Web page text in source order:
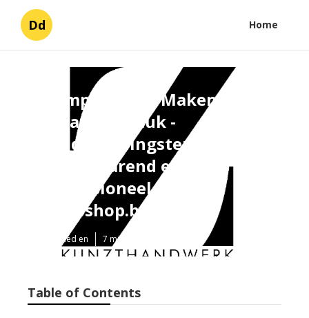
Dd Home
Stempel Laten Maken - Al
Vanaf ééN Stuk -
Handtekeningstempels:
Tijdbesparend en
professioneel -
Colopshop.be
Published en 7 min read
Table of Contents